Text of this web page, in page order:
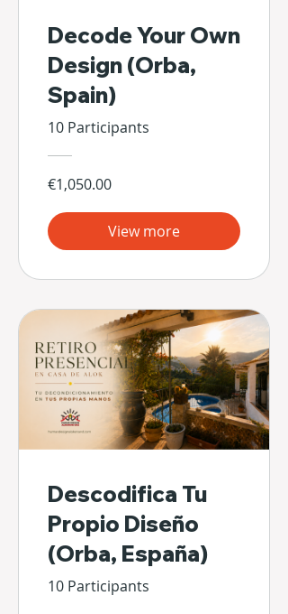
Decode Your Own
Design (Orba,
Spain)
10 Participants
€1,050.00
View more
Descodifica Tu
Propio Diseño
(Orba, España)
10 Participants